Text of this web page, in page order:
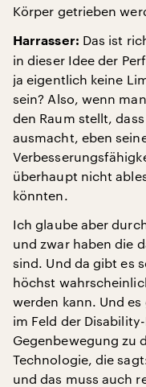
Körper getrieben
Harrasser: Das ist
in dieser Idee der
ja eigentlich keine
sein? Also, wenn
den Raum stellt,
ausmacht, eben
überhaupt nicht
könnten.
Ich glaube aber
und zwar haben die
sind. Und da gibt es
höchst
werden kann. Und
im Feld der
Gegenbewegung zu
Technologie, die
und das muss auch